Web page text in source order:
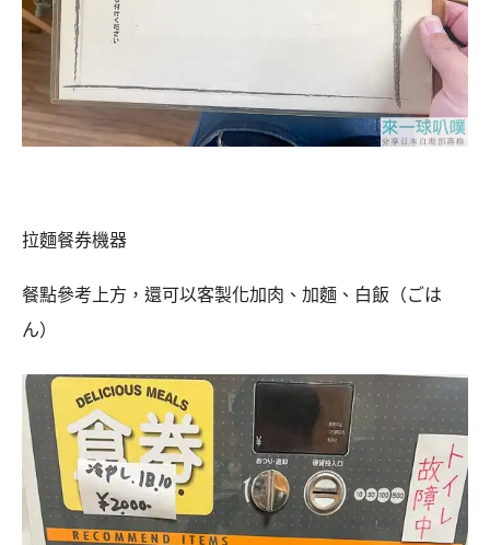
拉麵餐券機器
餐點參考上方，還可以客製化加肉、加麵、白飯（ごは
ん）